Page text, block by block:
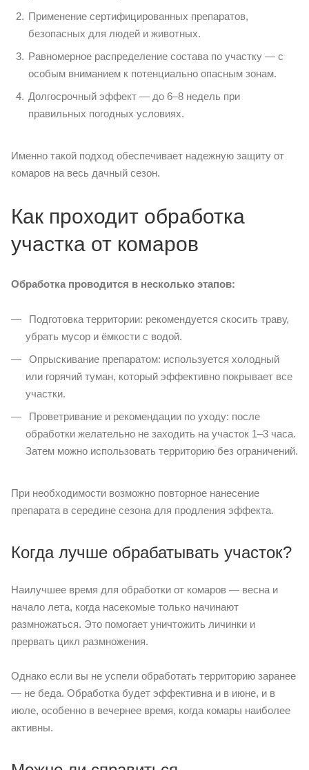
Применение сертифицированных препаратов,
безопасных для людей и животных.
Равномерное распределение состава по участку — с
особым вниманием к потенциально опасным зонам.
Долгосрочный эффект — до 6–8 недель при
правильных погодных условиях.
Именно такой подход обеспечивает надежную защиту от
комаров на весь дачный сезон.
Как проходит обработка
участка от комаров
Обработка проводится в несколько этапов:
Подготовка территории: рекомендуется скосить траву,
убрать мусор и ёмкости с водой.
Опрыскивание препаратом: используется холодный
или горячий туман, который эффективно покрывает все
участки.
Проветривание и рекомендации по уходу: после
обработки желательно не заходить на участок 1–3 часа.
Затем можно использовать территорию без ограничений.
При необходимости возможно повторное нанесение
препарата в середине сезона для продления эффекта.
Когда лучше обрабатывать участок?
Наилучшее время для обработки от комаров — весна и
начало лета, когда насекомые только начинают
размножаться. Это помогает уничтожить личинки и
прервать цикл размножения.
Однако если вы не успели обработать территорию заранее
— не беда. Обработка будет эффективна и в июне, и в
июле, особенно в вечернее время, когда комары наиболее
активны.